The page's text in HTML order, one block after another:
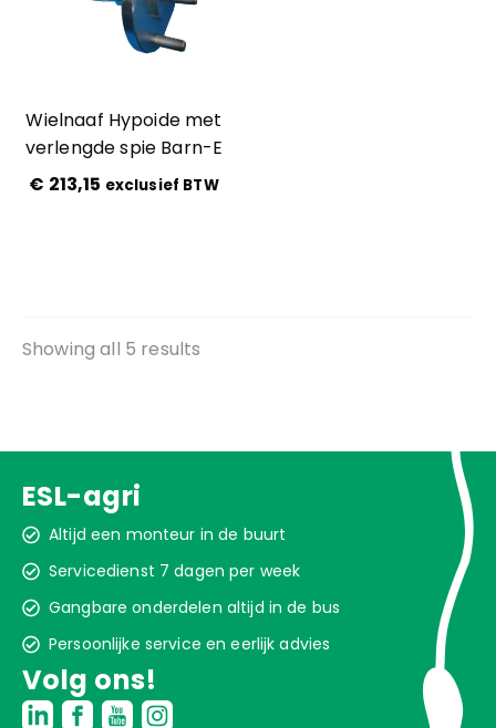
Wielnaaf Hypoide met
verlengde spie Barn-E
€ 213,15 exclusief BTW
Showing all 5 results
ESL-agri
Altijd een monteur in de buurt
Servicedienst 7 dagen per week
Gangbare onderdelen altijd in de bus
Persoonlijke service en eerlijk advies
Volg ons!